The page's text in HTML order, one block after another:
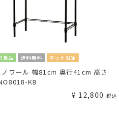
象品 送料無料 ネット限定
ノワール 幅81cm 奥行41cm 高さ
KB
¥ 12,800 税込